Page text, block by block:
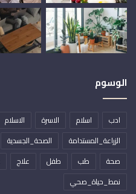
الوسوم
ادب اسلام الاسرة الاسلام
الزراعة_المستدامة
الصحة_الجسدية
صحة
طب طفل علاج
نمط_حياة_صحي